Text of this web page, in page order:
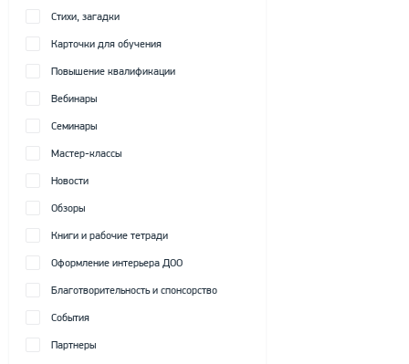
Стихи, загадки
Карточки для обучения
Повышение квалификации
Вебинары
Семинары
Мастер-классы
Новости
Обзоры
Книги и рабочие тетради
Оформление интерьера ДОО
Благотворительность и спонсорство
События
Партнеры